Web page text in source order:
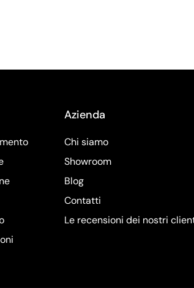
Azienda
Chi siamo
Showroom
Blog
Contatti
Le recensioni dei nostri